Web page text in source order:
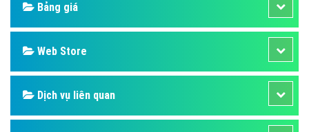
Bảng giá
Web Store
Dịch vụ liên quan